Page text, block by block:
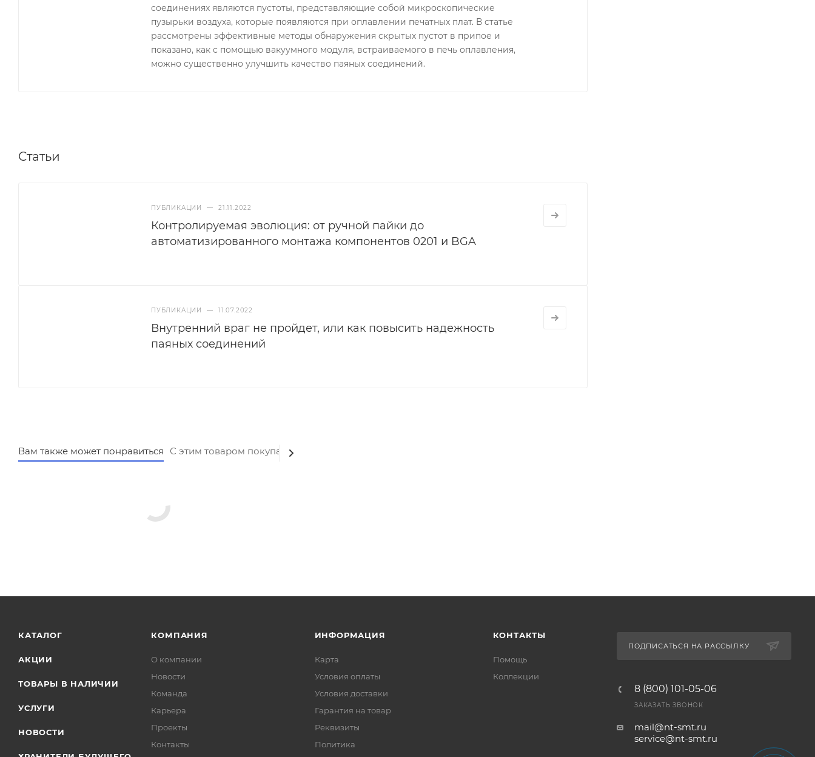
соединениях являются пустоты, представляющие собой микроскопические
пузырьки воздуха, которые появляются при оплавлении печатных плат. В статье
рассмотрены эффективные методы обнаружения скрытых пустот в припое и
показано, как с помощью вакуумного модуля, встраиваемого в печь оплавления,
можно существенно улучшить качество паяных соединений.
Статьи
ПУБЛИКАЦИИ — 21.11.2022
Контролируемая эволюция: от ручной пайки до
автоматизированного монтажа компонентов 0201 и BGA
ПУБЛИКАЦИИ — 11.07.2022
Внутренний враг не пройдет, или как повысить надежность
паяных соединений
Вам также может понравиться С этим товаром покупают
КАТАЛОГ
АКЦИИ
ТОВАРЫ В НАЛИЧИИ
УСЛУГИ
НОВОСТИ
КОМПАНИЯ
О компании
Новости
Команда
Карьера
Проекты
Контакты
ИНФОРМАЦИЯ
Карта
Условия оплаты
Условия доставки
Гарантия на товар
Реквизиты
Политика
КОНТАКТЫ
Помощь
Коллекции
ПОДПИСАТЬСЯ НА РАССЫЛКУ
8 (800) 101-05-06
ЗАКАЗАТЬ ЗВОНОК
mail@nt-smt.ru
service@nt-smt.ru